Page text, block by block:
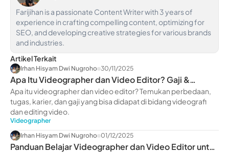
Farijihan is a passionate Content Writer with 3 years of
experience in crafting compelling content, optimizing for
SEO, and developing creative strategies for various brands
and industries.
Artikel Terkait
Irhan Hisyam Dwi Nugroho 30/11/2025
Apa Itu Videographer dan Video Editor? Gaji &
Kariernya
Apa itu videographer dan video editor? Temukan perbedaan,
tugas, karier, dan gaji yang bisa didapat di bidang videografi
dan editing video.
Videographer
Irhan Hisyam Dwi Nugroho 01/12/2025
Panduan Belajar Videographer dan Video Editor untuk